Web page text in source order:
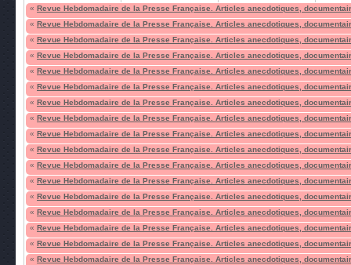
« Revue Hebdomadaire de la Presse Française. Articles anecdotiques,
« Revue Hebdomadaire de la Presse Française. Articles anecdotiques,
« Revue Hebdomadaire de la Presse Française. Articles anecdotiques,
« Revue Hebdomadaire de la Presse Française. Articles anecdotiques,
« Revue Hebdomadaire de la Presse Française. Articles anecdotiques,
« Revue Hebdomadaire de la Presse Française. Articles anecdotiques,
« Revue Hebdomadaire de la Presse Française. Articles anecdotiques,
« Revue Hebdomadaire de la Presse Française. Articles anecdotiques,
« Revue Hebdomadaire de la Presse Française. Articles anecdotiques,
« Revue Hebdomadaire de la Presse Française. Articles anecdotiques,
« Revue Hebdomadaire de la Presse Française. Articles anecdotiques,
« Revue Hebdomadaire de la Presse Française. Articles anecdotiques,
« Revue Hebdomadaire de la Presse Française. Articles anecdotiques,
« Revue Hebdomadaire de la Presse Française. Articles anecdotiques,
« Revue Hebdomadaire de la Presse Française. Articles anecdotiques,
« Revue Hebdomadaire de la Presse Française. Articles anecdotiques,
« Revue Hebdomadaire de la Presse Française. Articles anecdotiques,